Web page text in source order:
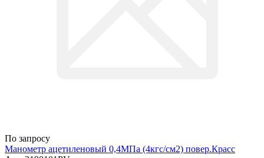
По запросу
Манометр ацетиленовый 0,4МПа (4кгс/см2) повер.Красс